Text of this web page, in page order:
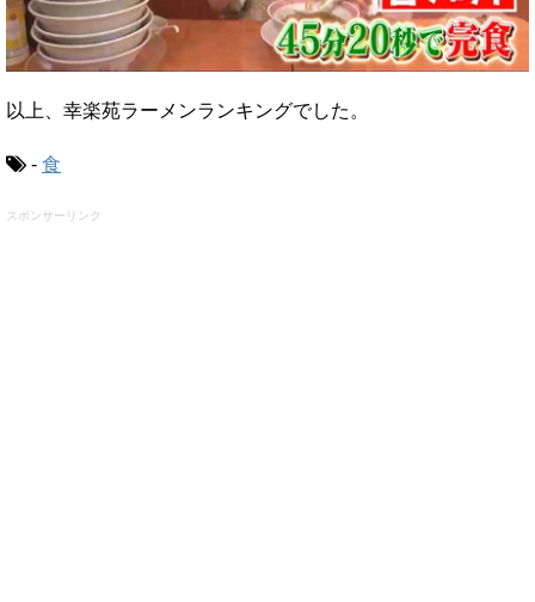
以上、幸楽苑ラーメンランキングでした。
- 食
スポンサーリンク